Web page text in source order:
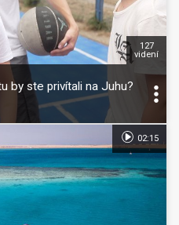
by ste privítali na Juhu?
127
videní
02:15